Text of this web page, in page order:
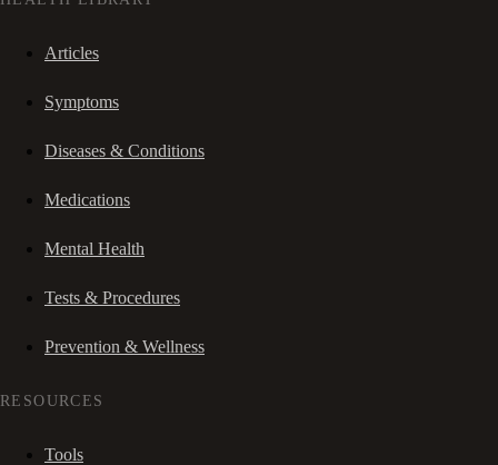
Articles
Symptoms
Diseases & Conditions
Medications
Mental Health
Tests & Procedures
Prevention & Wellness
RESOURCES
Tools